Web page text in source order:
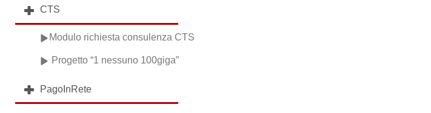
CTS
Modulo richiesta consulenza CTS
Progetto “1 nessuno 100giga”
PagoInRete